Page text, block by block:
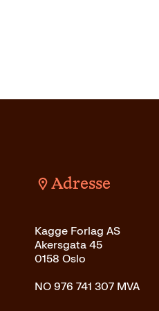
Innbundet399
Adresse
Kagge Forlag AS
Akersgata 45
0158 Oslo
NO 976 741 307 MVA